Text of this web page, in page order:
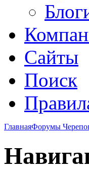
Сайты
Поиск
ГлавнаяФорумы